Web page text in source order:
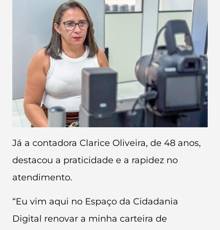
Já a contadora Clarice Oliveira, de 48 anos,
destacou a praticidade e a rapidez no
atendimento.
“Eu vim aqui no Espaço da Cidadania
Digital renovar a minha carteira de